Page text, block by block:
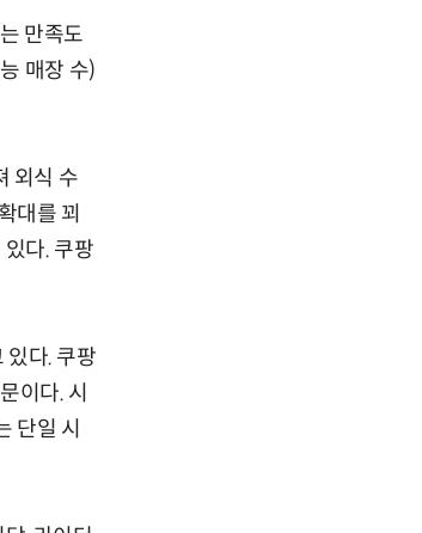
만족도
매장 수)
외식 수
대를 꾀
다. 쿠팡
있다. 쿠팡
이다. 시
단일 시